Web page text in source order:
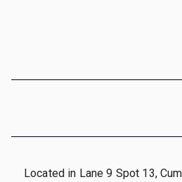
Located in Lane 9 Spot 13,